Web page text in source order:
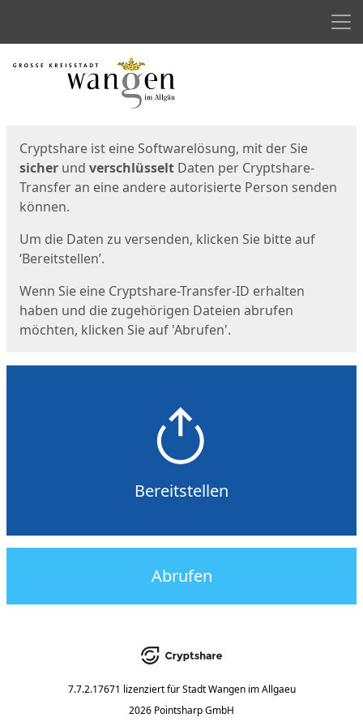
Start
Cryptshare ist eine Softwarelösung, mit der Sie
sicher und verschlüsselt Daten per Cryptshare-
Transfer an eine andere autorisierte Person senden
können.
Um die Daten zu versenden, klicken Sie bitte auf
‘Bereitstellen’.
Wenn Sie eine Cryptshare-Transfer-ID erhalten
haben und die zugehörigen Dateien abrufen
möchten, klicken Sie auf 'Abrufen'.
Bereitstellen
Abrufen
7.7.2.17671 lizenziert für Stadt Wangen im Allgaeu
2026 Pointsharp GmbH